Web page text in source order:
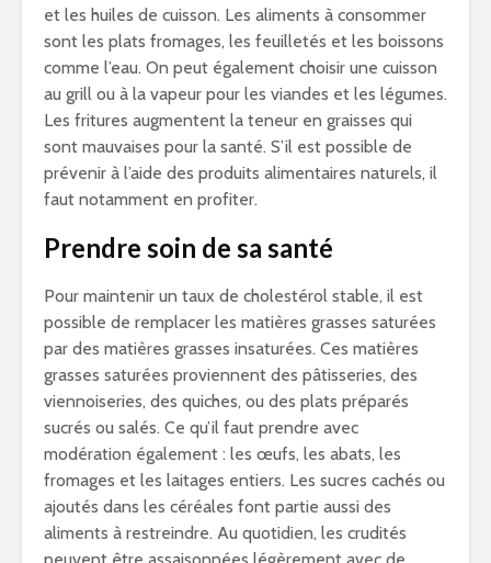
et les huiles de cuisson. Les aliments à consommer
sont les plats fromages, les feuilletés et les boissons
comme l’eau. On peut également choisir une cuisson
au grill ou à la vapeur pour les viandes et les légumes.
Les fritures augmentent la teneur en graisses qui
sont mauvaises pour la santé. S’il est possible de
prévenir à l’aide des produits alimentaires naturels, il
faut notamment en profiter.
Prendre soin de sa santé
Pour maintenir un taux de cholestérol stable, il est
possible de remplacer les matières grasses saturées
par des matières grasses insaturées. Ces matières
grasses saturées proviennent des pâtisseries, des
viennoiseries, des quiches, ou des plats préparés
sucrés ou salés. Ce qu’il faut prendre avec
modération également : les œufs, les abats, les
fromages et les laitages entiers. Les sucres cachés ou
ajoutés dans les céréales font partie aussi des
aliments à restreindre. Au quotidien, les crudités